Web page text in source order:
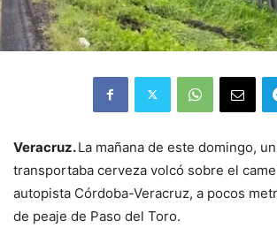
Veracruz.La mañana de este domingo,
transportaba cerveza volcó sobre el
autopista Córdoba-Veracruz, a pocos
de peaje de Paso del Toro.